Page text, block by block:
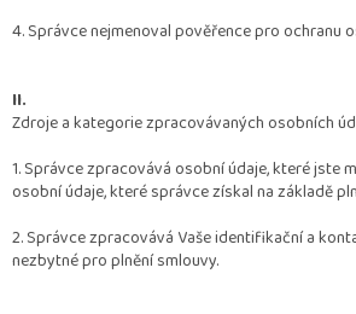
4. Správce nejmenoval pověřence pro ochranu
II.
Zdroje a kategorie zpracovávaných osobních
1. Správce zpracovává osobní údaje, které jste
osobní údaje, které správce získal na základě
2. Správce zpracovává Vaše identifikační a
nezbytné pro plnění smlouvy.